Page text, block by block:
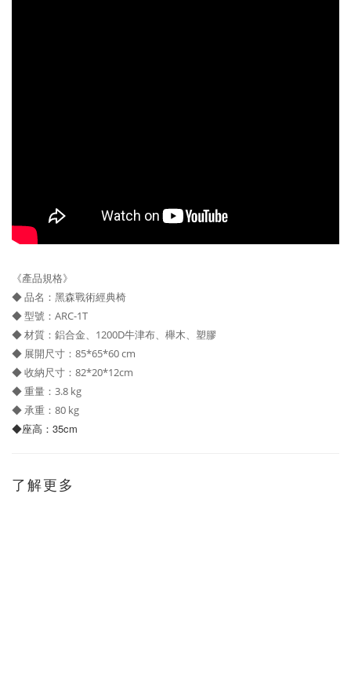
《產品規格》
◆ 品名：黑森戰術經典椅
◆ 型號：ARC-1T
◆ 材質：鋁合金、1200D牛津布、櫸木、塑膠
◆ 展開尺寸：85*65*60 cm
◆ 收納尺寸：82*20*12cm
◆ 重量：3.8 kg
◆ 承重：80 kg
◆座高：35cm
了解更多